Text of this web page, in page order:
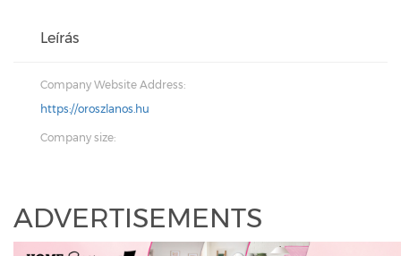
Leírás
Company Website Address:
https://oroszlanos.hu
Company size:
ADVERTISEMENTS